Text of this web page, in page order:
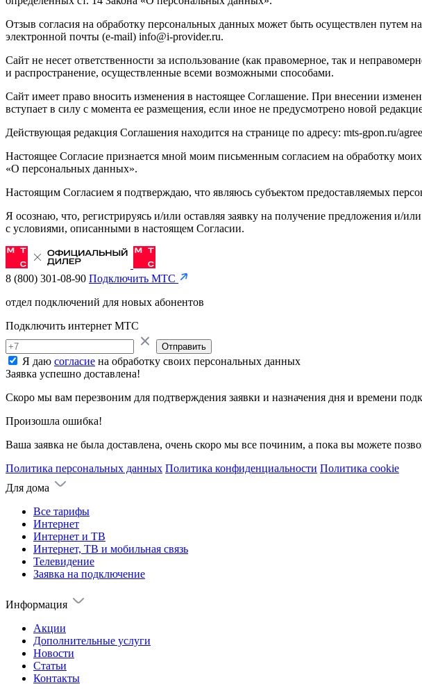
Отзыв согласия на обработку персональных данных может быть осуществлен путем
электронной почты (e-mail) info@i-provider.ru.
Сайт не несет ответственности за использование (как правомерное, так и
и распространение, осуществленные всеми возможными способами.
Сайт имеет право вносить изменения в настоящее Соглашение. При внесении
вступает в силу с момента ее размещения, если иное не предусмотрено новой
Действующая редакция Соглашения находится на странице по адресу: mts-gpon.ru/
Настоящее Согласие признается мной моим письменным согласием на обработку
«О персональных данных».
Настоящим Согласием я подтверждаю, что являюсь субъектом предоставляемых
Я осознаю, что, регистрируясь и/или оставляя заявку на получение предложения и/
с условиями, описанными в настоящем Согласии.
8 (800) 301-08-90 Подключить МТС
отдел подключений для новых абонентов
Подключить интернет МТС
Отправить
Я даю согласие на обработку своих персональных данных
Заявка успешно доставлена!
Скоро мы вам перезвоним для подтверждения заявки и назначения дня и времени
Произошла ошибка!
Ваша заявка не была доставлена, очень скоро мы все починим, а пока вы можете
Политика персональных данных Политика конфиденциальности Политика cookie
Для дома
Все тарифы
Интернет
Интернет и ТВ
Интернет, ТВ и мобильная связь
Телевидение
Заявка на подключение
Информация
Акции
Дополнительные услуги
Новости
Статьи
Контакты